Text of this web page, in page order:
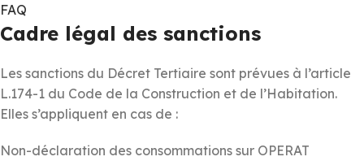
FAQ
Cadre légal des sanctions
Les sanctions du Décret Tertiaire sont prévues à l’article
L.174-1 du Code de la Construction et de l’Habitation.
Elles s’appliquent en cas de :
Non-déclaration des consommations sur OPERAT